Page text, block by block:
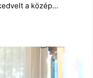
a közép…